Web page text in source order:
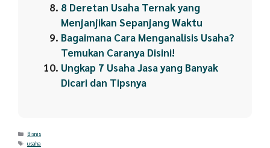
8 Deretan Usaha Ternak yang
Menjanjikan Sepanjang Waktu
Bagaimana Cara Menganalisis Usaha?
Temukan Caranya Disini!
Ungkap 7 Usaha Jasa yang Banyak
Dicari dan Tipsnya
Categories
Bisnis
Tags
usaha